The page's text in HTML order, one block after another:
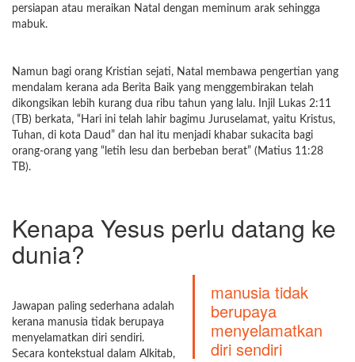
persiapan atau meraikan Natal dengan meminum arak sehingga
mabuk.
Namun bagi orang Kristian sejati, Natal membawa pengertian yang
mendalam kerana ada Berita Baik yang menggembirakan telah
dikongsikan lebih kurang dua ribu tahun yang lalu. Injil Lukas 2:11
(TB) berkata, “Hari ini telah lahir bagimu Juruselamat, yaitu Kristus,
Tuhan, di kota Daud” dan hal itu menjadi khabar sukacita bagi
orang-orang yang “letih lesu dan berbeban berat” (Matius 11:28
TB).
Kenapa Yesus perlu datang ke
dunia?
manusia tidak
berupaya
menyelamatkan
diri sendiri
Jawapan paling sederhana adalah
kerana manusia tidak berupaya
menyelamatkan diri sendiri.
Secara kontekstual dalam Alkitab,